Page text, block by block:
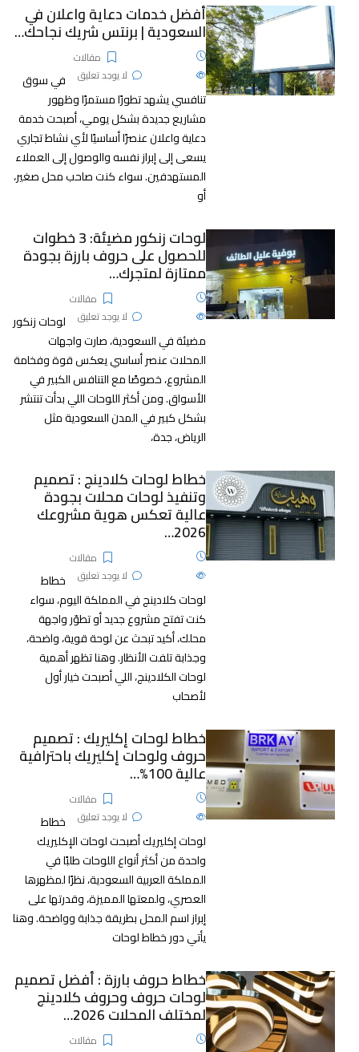
أفضل خدمات دعاية واعلان في
السعودية | برنتس شريك نجاحك…
مقالات
لا يوجد تعليق
في سوق
تنافسي يشهد تطورًا مستمرًا وظهور
مشاريع جديدة بشكل يومي، أصبحت خدمة
دعاية واعلان عنصرًا أساسيًا لأي نشاط تجاري
يسعى إلى إبراز نفسه والوصول إلى العملاء
المستهدفين. سواء كنت صاحب محل صغير،
أو
لوحات زنكور مضيئة: 3 خطوات
للحصول على حروف بارزة بجودة
ممتازة لمتجرك…
مقالات
لا يوجد تعليق
لوحات زنكور
مضيئة في السعودية، صارت واجهات
المحلات عنصر أساسي يعكس قوة وفخامة
المشروع، خصوصًا مع التنافس الكبير في
الأسواق. ومن أكثر اللوحات اللي بدأت تنتشر
بشكل كبير في المدن السعودية مثل
الرياض، جدة،
خطاط لوحات كلادينج : تصميم
وتنفيذ لوحات محلات بجودة
عالية تعكس هوية مشروعك
2026…
مقالات
لا يوجد تعليق
خطاط
لوحات كلادينج في المملكة اليوم، سواء
كنت تفتح مشروع جديد أو تطوّر واجهة
محلك، أكيد تبحث عن لوحة قوية، واضحة،
وجذابة تلفت الأنظار. وهنا تظهر أهمية
لوحات الكلادينج، اللي أصبحت خيار أول
لأصحاب
خطاط لوحات إكليريك : تصميم
حروف ولوحات إكليريك باحترافية
عالية 100%…
مقالات
لا يوجد تعليق
خطاط
لوحات إكليريك أصبحت لوحات الإكليريك
واحدة من أكثر أنواع اللوحات طلبًا في
المملكة العربية السعودية، نظرًا لمظهرها
العصري، ولمعتها المميزة، وقدرتها على
إبراز اسم المحل بطريقة جذابة وواضحة. وهنا
يأتي دور خطاط لوحات
خطاط حروف بارزة : أفضل تصميم
لوحات حروف وحروف كلادينج
لمختلف المحلات 2026…
مقالات